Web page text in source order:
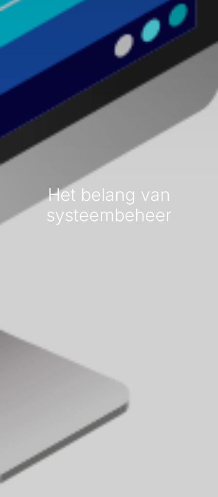
Het belang van
systeembeheer